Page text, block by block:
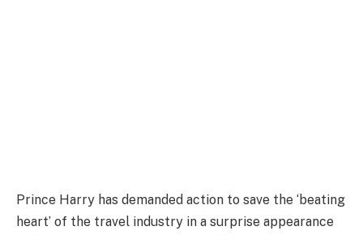
Prince Harry has demanded action to save the ‘beating
heart’ of the travel industry in a surprise appearance